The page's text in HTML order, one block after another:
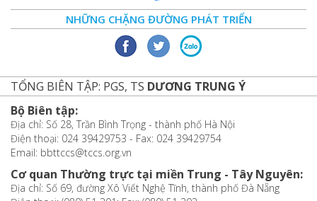
NHỮNG CHẶNG ĐƯỜNG PHÁT TRIỂN
TỔNG BIÊN TẬP: PGS, TS DƯƠNG TRUNG Ý
Bộ Biên tập:
Địa chỉ: Số 28, Trần Bình Trọng - thành phố Hà Nội
Điện thoại: 024 39429753 - Fax: 024 39429754
Email: bbttccs@tccs.org.vn
Cơ quan Thường trực tại miền Trung - Tây Nguyên:
Địa chỉ: Số 69, đường Xô Viết Nghệ Tĩnh, thành phố Đà Nẵng